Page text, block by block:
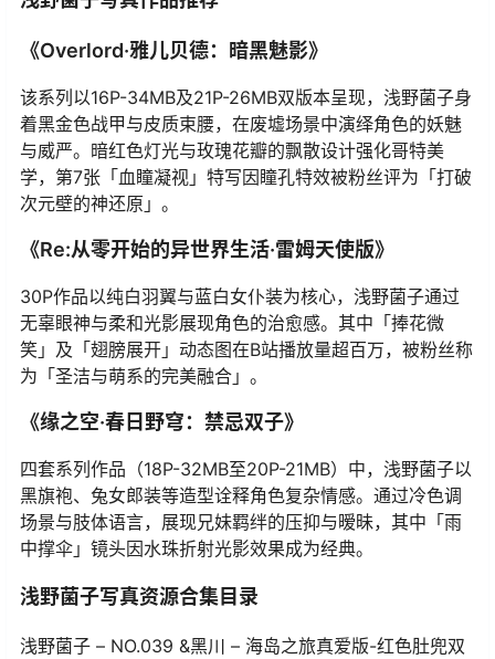
《Overlord·雅儿贝德：暗黑魅影》
该系列以16P-34MB及21P-26MB双版本呈现，浅野菌子身
着黑金色战甲与皮质束腰，在废墟场景中演绎角色的妖魅
与威严。暗红色灯光与玫瑰花瓣的飘散设计强化哥特美
学，第7张「血瞳凝视」特写因瞳孔特效被粉丝评为「打破
次元壁的神还原」。
《Re:从零开始的异世界生活·雷姆天使版》
30P作品以纯白羽翼与蓝白女仆装为核心，浅野菌子通过
无辜眼神与柔和光影展现角色的治愈感。其中「捧花微
笑」及「翅膀展开」动态图在B站播放量超百万，被粉丝称
为「圣洁与萌系的完美融合」。
《缘之空·春日野穹：禁忌双子》
四套系列作品（18P-32MB至20P-21MB）中，浅野菌子以
黑旗袍、兔女郎装等造型诠释角色复杂情感。通过冷色调
场景与肢体语言，展现兄妹羁绊的压抑与暧昧，其中「雨
中撑伞」镜头因水珠折射光影效果成为经典。
浅野菌子写真资源合集目录
浅野菌子 – NO.039 &黑川 – 海岛之旅真爱版-红色肚兜双